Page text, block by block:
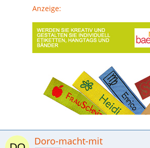
Anzeige:
Doro-macht-mit